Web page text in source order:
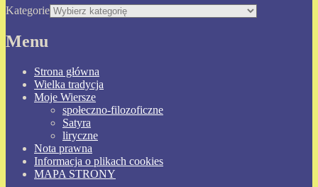
Kategorie
Menu
Strona główna
Wielka tradycja
Moje Wiersze
społeczno-filozoficzne
Satyra
liryczne
Nota prawna
Informacja o plikach cookies
MAPA STRONY